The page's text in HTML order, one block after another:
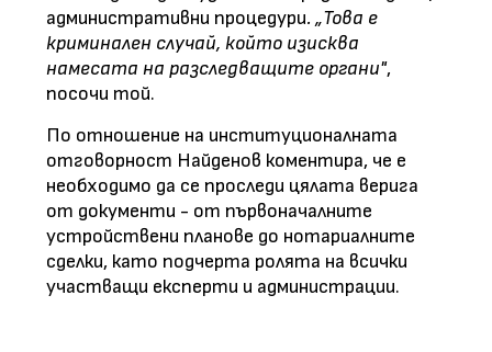
административни процедури. „Това е
криминален случай, който изисква
намесата на разследващите органи",
посочи той.
По отношение на институционалната
отговорност Найденов коментира, че е
необходимо да се проследи цялата верига
от документи - от първоначалните
устройствени планове до нотариалните
сделки, като подчерта ролята на всички
участващи експерти и администрации.